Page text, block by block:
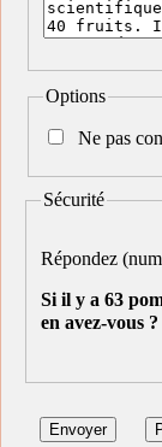
Options
Ne pas
Sécurité
Répondez
Si il y a 63
en avez-vous ?